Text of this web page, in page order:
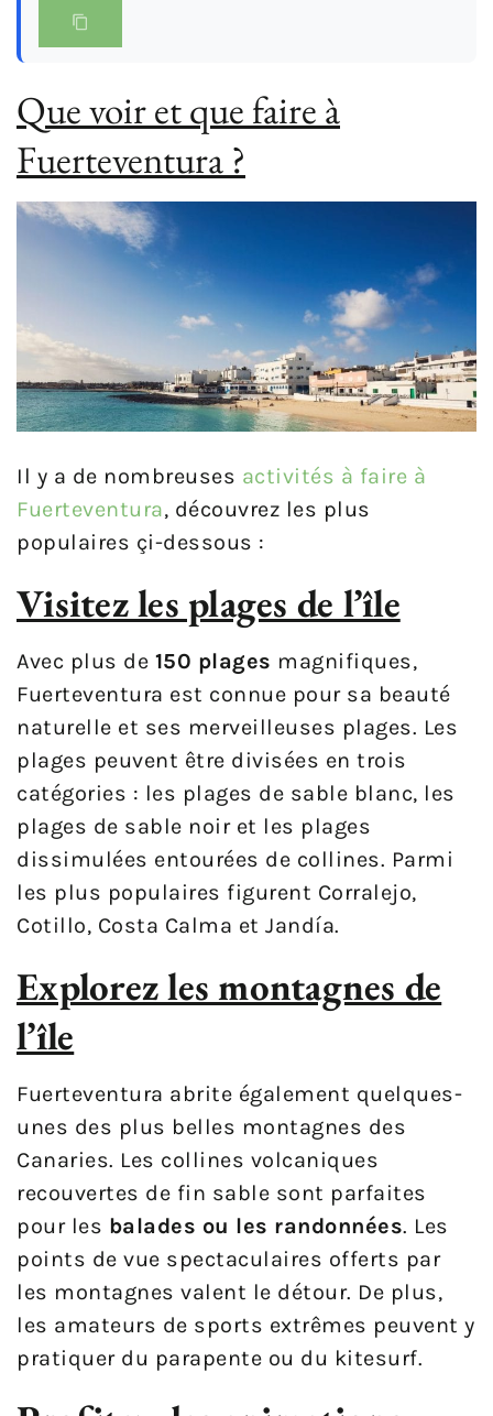
Que voir et que faire à
Fuerteventura ?
Il y a de nombreuses activités à faire à
Fuerteventura, découvrez les plus
populaires çi-dessous :
Visitez les plages de l’île
Avec plus de 150 plages magnifiques,
Fuerteventura est connue pour sa beauté
naturelle et ses merveilleuses plages. Les
plages peuvent être divisées en trois
catégories : les plages de sable blanc, les
plages de sable noir et les plages
dissimulées entourées de collines. Parmi
les plus populaires figurent Corralejo,
Cotillo, Costa Calma et Jandía.
Explorez les montagnes de
l’île
Fuerteventura abrite également quelques-
unes des plus belles montagnes des
Canaries. Les collines volcaniques
recouvertes de fin sable sont parfaites
pour les balades ou les randonnées. Les
points de vue spectaculaires offerts par
les montagnes valent le détour. De plus,
les amateurs de sports extrêmes peuvent y
pratiquer du parapente ou du kitesurf.